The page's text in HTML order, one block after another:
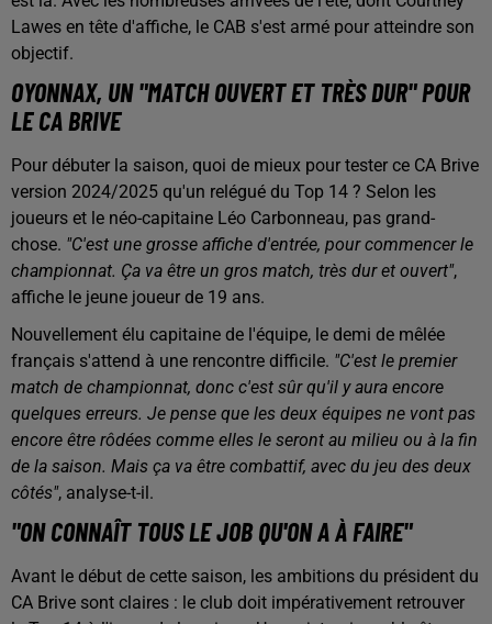
Lawes en tête d'affiche, le CAB s'est armé pour atteindre son
objectif.
OYONNAX, UN "MATCH OUVERT ET TRÈS DUR" POUR
LE CA BRIVE
Pour débuter la saison, quoi de mieux pour tester ce CA Brive
version 2024/2025 qu'un relégué du Top 14 ? Selon les
joueurs et le néo-capitaine Léo Carbonneau, pas grand-
chose. "C'est une grosse affiche d'entrée, pour commencer le
championnat. Ça va être un gros match, très dur et ouvert",
affiche le jeune joueur de 19 ans.
Nouvellement élu capitaine de l'équipe, le demi de mêlée
français s'attend à une rencontre difficile. "C'est le premier
match de championnat, donc c'est sûr qu'il y aura encore
quelques erreurs. Je pense que les deux équipes ne vont pas
encore être rôdées comme elles le seront au milieu ou à la fin
de la saison. Mais ça va être combattif, avec du jeu des deux
côtés", analyse-t-il.
"ON CONNAÎT TOUS LE JOB QU'ON A À FAIRE"
Avant le début de cette saison, les ambitions du président du
CA Brive sont claires : le club doit impérativement retrouver